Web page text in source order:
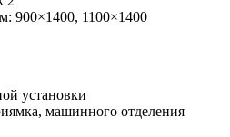
900×1400, 1100×1400
установки
машинного отделения